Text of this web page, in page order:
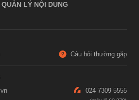
LÝ NỘI DUNG
Câu hỏi thường gặp
024 7309 5555